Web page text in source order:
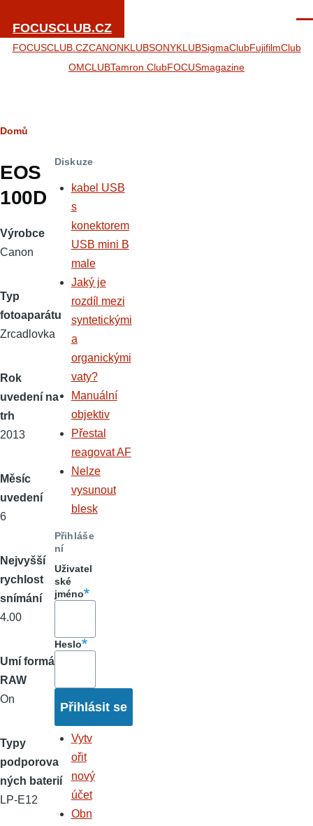
FOCUSCLUB.CZ
FOCUSCLUB.CZCANONKLUBSONYKLUBSigmaClubFujifilmClub
OMCLUBTamron ClubFOCUSmagazine
Drobečková
navigace
Domů
EOS
100D
Výrobce
Canon
Typ
fotoaparátu
Zrcadlovka
Rok
uvedení na
trh
2013
Měsíc
uvedení
6
Nejvyšší
rychlost
snímání
4.00
Umí formát
RAW
On
Typy
podporova
ných baterií
LP-E12
Diskuze
kabel USB
s
konektorem
USB mini B
male
Jaký je
rozdíl mezi
syntetickými
a
organickými
vaty?
Manuální
objektiv
Přestal
reagovat AF
Nelze
vysunout
blesk
Přihláše
ní
Uživatel
ské
jméno
Heslo
Vytv
ořit
nový
účet
Obn